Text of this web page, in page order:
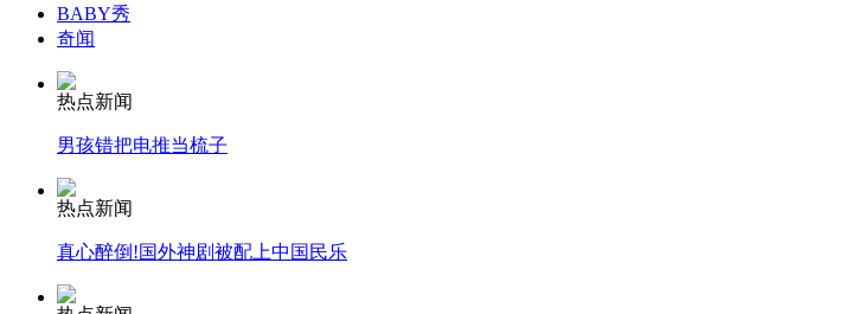
无痛分娩是否安全 医生回应
外交部：反对强权政治霸凌主义
外交部：有关国家言论片面不公正
BABY秀
奇闻
热点新闻
男孩错把电推当梳子
热点新闻
真心醉倒!国外神剧被配上中国民乐